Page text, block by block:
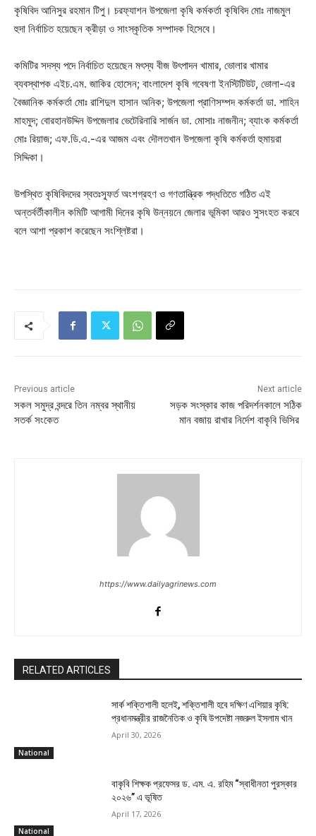
কৃষিবিদ আনিসুর রহমান টিপু। চরফ্যাশন উপজেলা কৃষি কর্মকর্তা কৃষিবিদ মোঃ নাজমুল
হুদা নির্বাচিত হয়েছেন ক্রীড়া ও সাংস্কৃতিক সম্পাদক হিসেবে।
কমিটির সদস্য পদে নির্বাচিত হয়েছেন মৎস্য বীজ উৎপাদন খামার, ভোলার খামার
ব্যবস্থাপক এইচ.এম. জাকির হোসেন; বাংলাদেশ কৃষি গবেষণা ইনস্টিটিউট, ভোলা-এর
বৈজ্ঞানিক কর্মকর্তা মোঃ রাশিদুল হাসান অনিক; উপজেলা প্রাণিসম্পদ কর্মকর্তা ডা. শাহিন
মাহমুদ; বোরহানউদ্দিন উপজেলার ভেটেরিনারি সার্জন ডা. মোসাঃ নাজনীন; ব্যাংক কর্মকর্তা
মোঃ রিয়াজ; এফ.ডি.এ.-এর আজম এবং দৌলতখান উপজেলা কৃষি কর্মকর্তা হুমায়রা
সিদ্দিকা।
উপস্থিত কৃষিবিদদের স্বতঃস্ফূর্ত অংশগ্রহণ ও গণতান্ত্রিক পদ্ধতিতে গঠিত এই
অন্তর্বর্তীকালীন কমিটি আগামী দিনের কৃষি উন্নয়নে জেলার ভূমিকা আরও সুসংহত করবে
বলে আশা প্রকাশ করেছেন সংশ্লিষ্টরা।
Previous article
সকল সমুদ্র বন্দরে তিন নম্বর স্থানীয়
সতর্ক সংকেত
Next article
সড়ক সংস্কার কাজ পরিদর্শনকালে সঠিক
মান বজায় রাখার নির্দেশ বাকৃবি ভিসির
https://www.dailyagrinews.com
RELATED ARTICLES
National
সার্ক শক্তিশালী হলেই, শক্তিশালী হবে দক্ষিণ এশিয়ার কৃষি:
প্রধানমন্ত্রীর রাজনৈতিক ও কৃষি উপদেষ্টা নজরুল ইসলাম খান
April 30, 2026
National
বাকৃবি শিক্ষক প্রফেসর ড. এম. এ. রহিম “স্বাধীনতা পুরস্কার
২০২৬” এ ভূষিত
April 17, 2026